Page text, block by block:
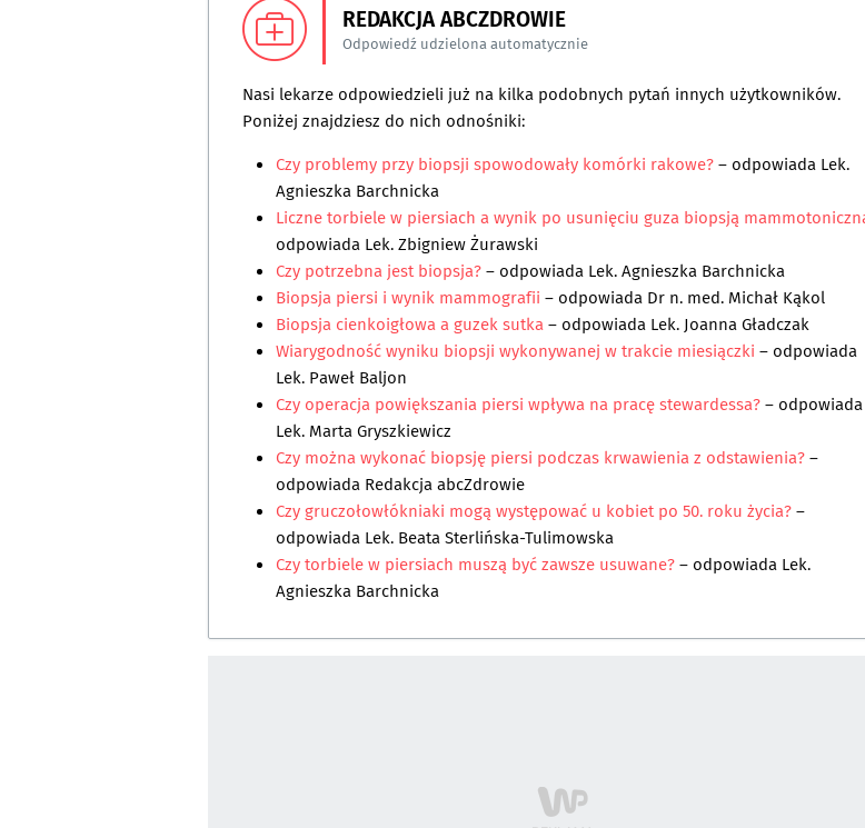
REDAKCJA ABCZDROWIE
Odpowiedź udzielona automatycznie
Nasi lekarze odpowiedzieli już na kilka podobnych pytań innych użytkowników.
Poniżej znajdziesz do nich odnośniki:
Czy problemy przy biopsji spowodowały komórki rakowe?– odpowiada Lek.
Agnieszka Barchnicka
Liczne torbiele w piersiach a wynik po usunięciu guza biopsją
odpowiada Lek. Zbigniew Żurawski
Czy potrzebna jest biopsja?– odpowiada Lek. Agnieszka Barchnicka
Biopsja piersi i wynik mammografii – odpowiada Dr n. med. Michał Kąkol
Biopsja cienkoigłowa a guzek sutka– odpowiada Lek. Joanna Gładczak
Wiarygodność wyniku biopsji wykonywanej w trakcie miesiączki – odpowiada
Lek. Paweł Baljon
Czy operacja powiększania piersi wpływa na pracę stewardessa?– odpowiada
Lek. Marta Gryszkiewicz
Czy można wykonać biopsję piersi podczas krwawienia z odstawienia?–
odpowiada Redakcja abcZdrowie
Czy gruczołowłókniaki mogą występować u kobiet po 50. roku życia?–
odpowiada Lek. Beata Sterlińska-Tulimowska
Czy torbiele w piersiach muszą być zawsze usuwane?– odpowiada Lek.
Agnieszka Barchnicka